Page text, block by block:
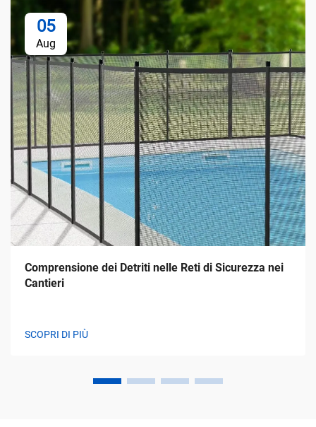
05
Aug
Comprensione dei Detriti nelle Reti di Sicurezza nei
Cantieri
SCOPRI DI PIÙ